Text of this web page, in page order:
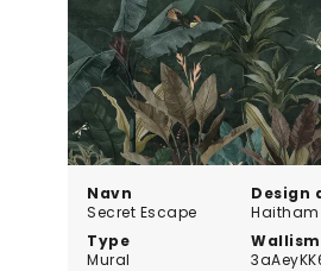
Navn
Secret Escape
Design
Haitham
Type
Mural
Wallism